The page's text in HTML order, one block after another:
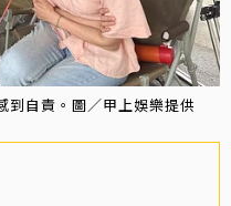
到自責。圖／甲上娛樂提供